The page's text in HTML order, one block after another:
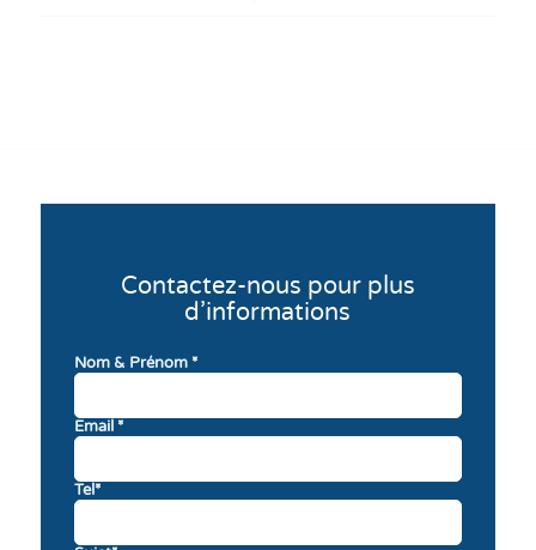
Contactez-nous pour plus
d’informations
Nom & Prénom *
Email *
Tel*